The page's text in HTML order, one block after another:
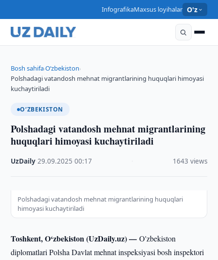
InfografikaMaxsus loyihalar O'z
Bosh sahifa›O‘zbekiston›
Polshadagi vatandosh mehnat migrantlarining huquqlari himoyasi
kuchaytiriladi
O‘ZBEKISTON
Polshadagi vatandosh mehnat migrantlarining
huquqlari himoyasi kuchaytiriladi
UzDaily ·29.09.2025 ·00:17 1643 views
Polshadagi vatandosh mehnat migrantlarining huquqlari
himoyasi kuchaytiriladi
Toshkent, O‘zbekiston (UzDaily.uz) —O'zbekiston
diplomatlari Polsha Davlat mehnat inspeksiyasi bosh inspektori